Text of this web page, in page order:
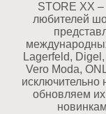
STORE XX
любителей
Lagerfeld,
Vero Moda,
исключительно
обновляем